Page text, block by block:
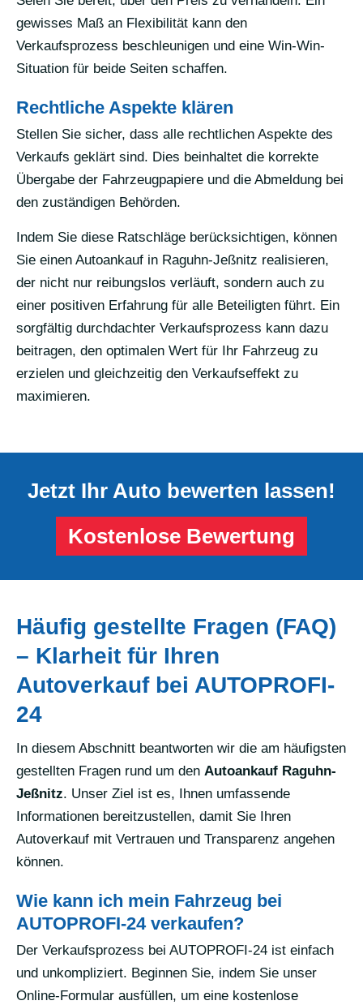
gewisses Maß an Flexibilität kann den
Verkaufsprozess beschleunigen und eine Win-Win-
Situation für beide Seiten schaffen.
Rechtliche Aspekte klären
Stellen Sie sicher, dass alle rechtlichen Aspekte des
Verkaufs geklärt sind. Dies beinhaltet die korrekte
Übergabe der Fahrzeugpapiere und die Abmeldung bei
den zuständigen Behörden.
Indem Sie diese Ratschläge berücksichtigen, können
Sie einen Autoankauf in Raguhn-Jeßnitz realisieren,
der nicht nur reibungslos verläuft, sondern auch zu
einer positiven Erfahrung für alle Beteiligten führt. Ein
sorgfältig durchdachter Verkaufsprozess kann dazu
beitragen, den optimalen Wert für Ihr Fahrzeug zu
erzielen und gleichzeitig den Verkaufseffekt zu
maximieren.
Jetzt Ihr Auto bewerten lassen!
Kostenlose Bewertung
Häufig gestellte Fragen (FAQ)
– Klarheit für Ihren
Autoverkauf bei AUTOPROFI-
24
In diesem Abschnitt beantworten wir die am häufigsten
gestellten Fragen rund um den Autoankauf Raguhn-
Jeßnitz. Unser Ziel ist es, Ihnen umfassende
Informationen bereitzustellen, damit Sie Ihren
Autoverkauf mit Vertrauen und Transparenz angehen
können.
Wie kann ich mein Fahrzeug bei
AUTOPROFI-24 verkaufen?
Der Verkaufsprozess bei AUTOPROFI-24 ist einfach
und unkompliziert. Beginnen Sie, indem Sie unser
Online-Formular ausfüllen, um eine kostenlose